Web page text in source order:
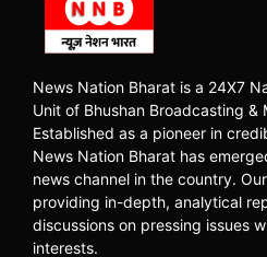
News Nation Bharat is a 24X7
Unit of Bhushan Broadcasting &
Established as a pioneer in
News Nation Bharat has
news channel in the country.
providing in-depth, analytical
discussions on pressing issues
interests.